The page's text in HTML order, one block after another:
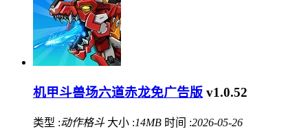
机甲斗兽场六道赤龙免广告版 v1.0.52
类型 :动作格斗 大小 :14MB 时间 :2026-05-26